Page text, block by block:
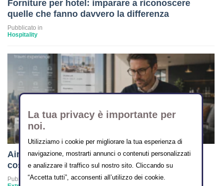
Forniture per hotel: imparare a riconoscere
quelle che fanno davvero la differenza
Pubblicato in
Hospitality
Airbnb vuole diventare l’Amazon dei viaggi:
cosa cambia per i property manager
Pubblicato in
La tua privacy è importante per
noi.
Utilizziamo i cookie per migliorare la tua esperienza di
navigazione, mostrarti annunci o contenuti personalizzati
e analizzare il traffico sul nostro sito. Cliccando su
“Accetta tutti”, acconsenti all’utilizzo dei cookie.